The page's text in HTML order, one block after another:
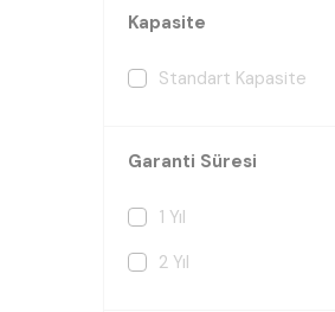
Kapasite
Standart Kapasite
Garanti Süresi
1 Yıl
2 Yıl